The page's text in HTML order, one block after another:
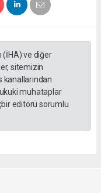
(İHA) ve diğer
sitemizin
muhataplar
editörü sorumlu